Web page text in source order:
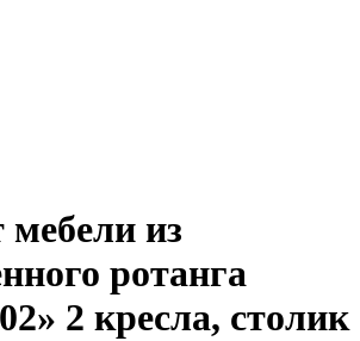
из
ротанга
2 кресла, столик